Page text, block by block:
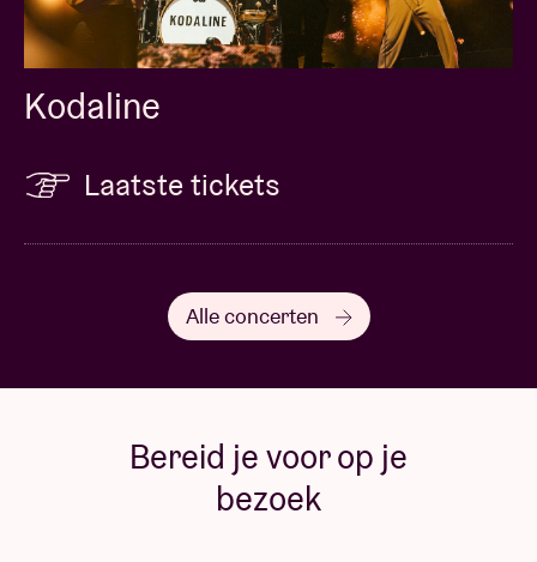
Kodaline
Laatste tickets
Alle concerten
Bereid je voor op je
bezoek